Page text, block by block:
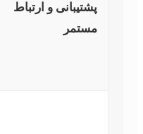
پشتیبانی و ارتباط
مستمر